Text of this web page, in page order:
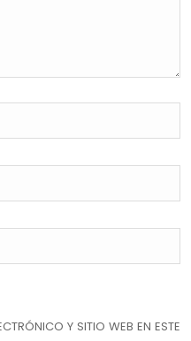
Y SITIO WEB EN ESTE